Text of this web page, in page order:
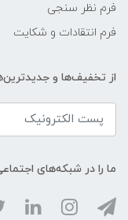
فرم نظر سنجی
فرم انتقادات و شکایت
از تخفیف‌ها و
ما را در شبکه‌های